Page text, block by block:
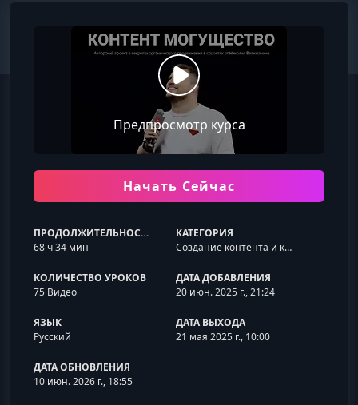
Предпросмотр курса
Начать Сейчас
ПРОДОЛЖИТЕЛЬНОСТЬ
68 ч 34 мин
КАТЕГОРИЯ
Создание контента и контент-стратегия
КОЛИЧЕСТВО УРОКОВ
75 Видео
ДАТА ДОБАВЛЕНИЯ
20 июн. 2025 г., 21:24
ЯЗЫК
Русский
ДАТА ВЫХОДА
21 мая 2025 г., 10:00
ДАТА ОБНОВЛЕНИЯ
10 июн. 2026 г., 18:55